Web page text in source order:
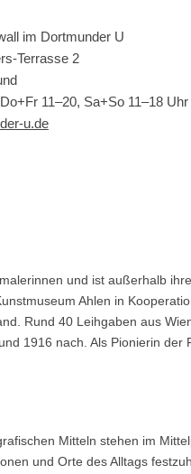
im Dortmunder U
Terrasse 2
11–20, Sa+So 11–18 Uhr
u.de
und ist außerhalb
Ahlen in
Rund 40 Leihgaben aus
1916 nach. Als Pionierin
Mitteln stehen im
und Orte des Alltags